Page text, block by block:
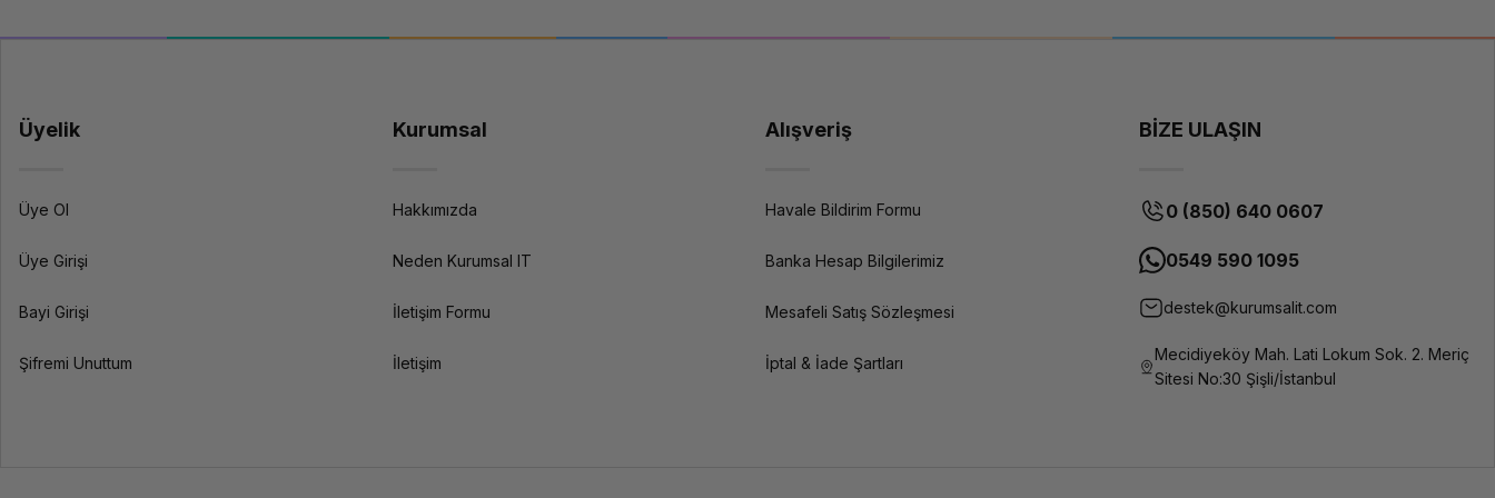
Üyelik
Üye Ol
Üye Girişi
Bayi Girişi
Şifremi Unuttum
Kurumsal
Hakkımızda
Neden Kurumsal IT
İletişim Formu
İletişim
Alışveriş
Havale Bildirim Formu
Banka Hesap Bilgilerimiz
Mesafeli Satış Sözleşmesi
İptal & İade Şartları
BİZE ULAŞIN
0 (850) 640 0607
0549 590 1095
destek@kurumsalit.com
Mecidiyeköy Mah. Lati Lokum Sok. 2. Meriç
Sitesi No:30 Şişli/İstanbul